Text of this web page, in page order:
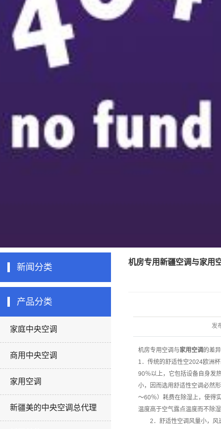
新闻分类
产品分类
家庭中央空调
商用中央空调
家用空调
新疆美的中央空调总代理
机房专用新疆空调与家用
发
机房专用空调与家用空调的差
1．传统的舒适性空2024欧洲
90％以上，它包括设备自身发
小，因而选用舒适性空调必然
～60％）耗费在除湿上，使得
温度高于空气露点温度而不除
2．舒适性空调风量小，风